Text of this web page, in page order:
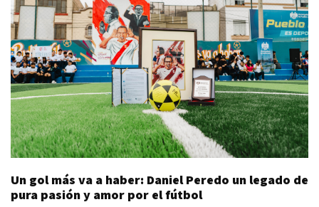
Un gol más va a haber: Daniel Peredo un legado de
pura pasión y amor por el fútbol